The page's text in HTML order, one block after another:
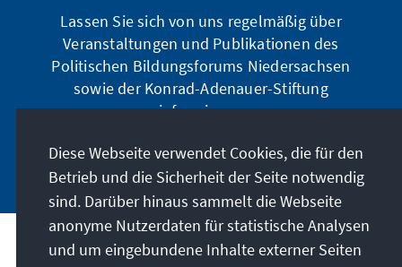
Lassen Sie sich von uns regelmäßig über
Veranstaltungen und Publikationen des
Politischen Bildungsforums Niedersachsen
sowie der Konrad-Adenauer-Stiftung
informieren.
Jetzt abonnieren
Anschrift
Diese Webseite verwendet Cookies, die für den
Betrieb und die Sicherheit der Seite notwendig
sind. Darüber hinaus sammelt die Webseite
anonyme Nutzerdaten für statistische Analysen
und um eingebundene Inhalte externer Seiten